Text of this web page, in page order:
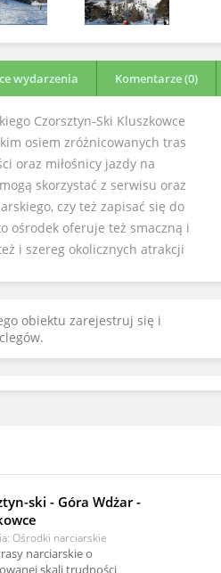
wydarzenia Komentarze (0)
Czorsztyn-Ski Kluszkowce
osiem zróżnicowanych tras
oraz miłośnicy jazdy na
skorzystać z serwisu oraz
czy też zapisać się do
ośrodek oferuje też smaczną i
i szereg okolicznych atrakcji
obiektu zarejestruj się i
ski - Góra Wdżar -
Ośrodki narciarskie
narciarskie o
skali trudności